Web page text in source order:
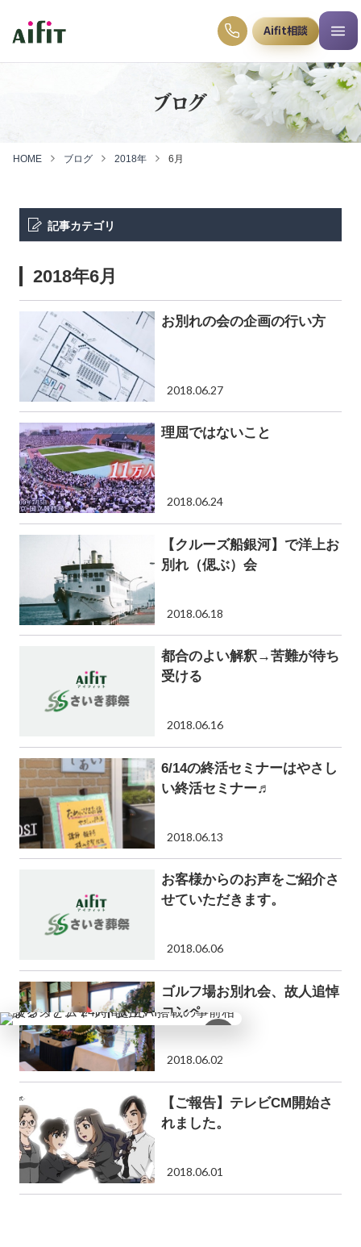
Aifit相談
ブログ
HOME ブログ 2018年 6月
記事カテゴリ
2018年6月
お別れの会の企画の行い方
2018.06.27
理屈ではないこと
2018.06.24
【クルーズ船銀河】で洋上お
別れ（偲ぶ）会
2018.06.18
都合のよい解釈→苦難が待ち
受ける
2018.06.16
6/14の終活セミナーはやさし
い終活セミナー♬
2018.06.13
お客様からのお声をご紹介さ
せていただきます。
2018.06.06
ゴルフ場お別れ会、故人追悼
コンペ
2018.06.02
【ご報告】テレビCM開始さ
れました。
2018.06.01